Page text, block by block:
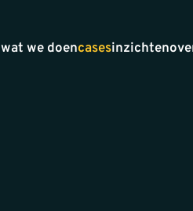
wat we doencasesinzichten